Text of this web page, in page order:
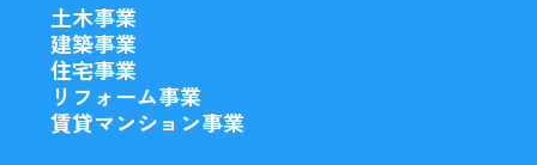
土木事業
建築事業
住宅事業
リフォーム事業
賃貸マンション事業